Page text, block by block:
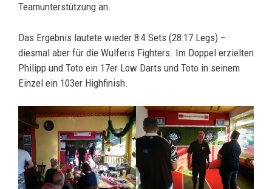
Teamunterstützung an.
Das Ergebnis lautete wieder 8:4 Sets (28:17 Legs) –
diesmal aber für die Wulferis Fighters. Im Doppel erzielten
Philipp und Toto ein 17er Low Darts und Toto in seinem
Einzel ein 103er Highfinish.